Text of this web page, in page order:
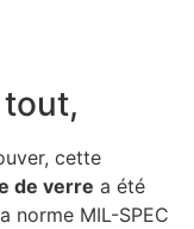
cette
de verre a été
norme MIL-SPEC